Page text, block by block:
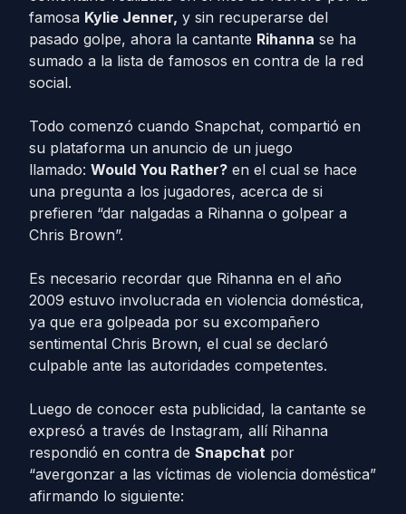
famosa Kylie Jenner, y sin recuperarse del
pasado golpe, ahora la cantante Rihanna se ha
sumado a la lista de famosos en contra de la red
social.
Todo comenzó cuando Snapchat, compartió en
su plataforma un anuncio de un juego
llamado: Would You Rather? en el cual se hace
una pregunta a los jugadores, acerca de si
prefieren “dar nalgadas a Rihanna o golpear a
Chris Brown”.
Es necesario recordar que Rihanna en el año
2009 estuvo involucrada en violencia doméstica,
ya que era golpeada por su excompañero
sentimental Chris Brown, el cual se declaró
culpable ante las autoridades competentes.
Luego de conocer esta publicidad, la cantante se
expresó a través de Instagram, allí Rihanna
respondió en contra de Snapchat por
“avergonzar a las víctimas de violencia doméstica”
afirmando lo siguiente: